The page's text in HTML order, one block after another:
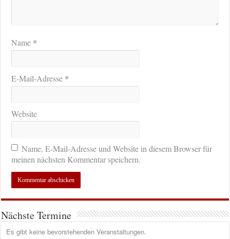
Name *
E-Mail-Adresse *
Website
Name, E-Mail-Adresse und Website in diesem Browser für
meinen nächsten Kommentar speichern.
Nächste Termine
Es gibt keine bevorstehenden Veranstaltungen.